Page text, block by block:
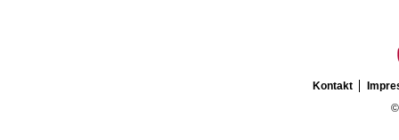
Kontakt
©